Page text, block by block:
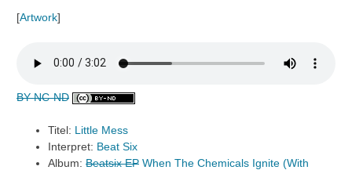
[Artwork]
BY-NC-ND
Titel: Little Mess
Interpret: Beat Six
Album: Beatsix EP When The Chemicals Ignite (With